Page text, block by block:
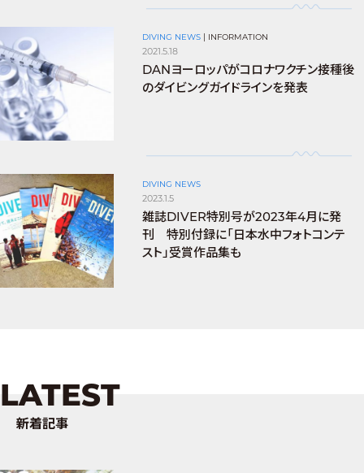
DIVING NEWS | INFORMATION
2021.5.18
DANヨーロッパがコロナワクチン接種後
のダイビングガイドラインを発表
DIVING NEWS
2023.1.5
雑誌DIVER特別号が2023年4月に発
刊 特別付録に「日本水中フォトコンテ
スト」受賞作品集も
LATEST
新着記事